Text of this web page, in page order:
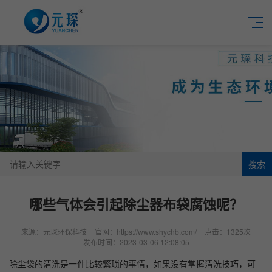
搜索
哪些气体会引起除尘器布袋腐蚀呢？
来源：元琛环保科技 官网：https://www.shychb.com/
点击：1325次
发布时间：2023-03-06 12:08:05
除尘袋的清洗是一件比较繁琐的事情，如果没有掌握清洗技巧，可